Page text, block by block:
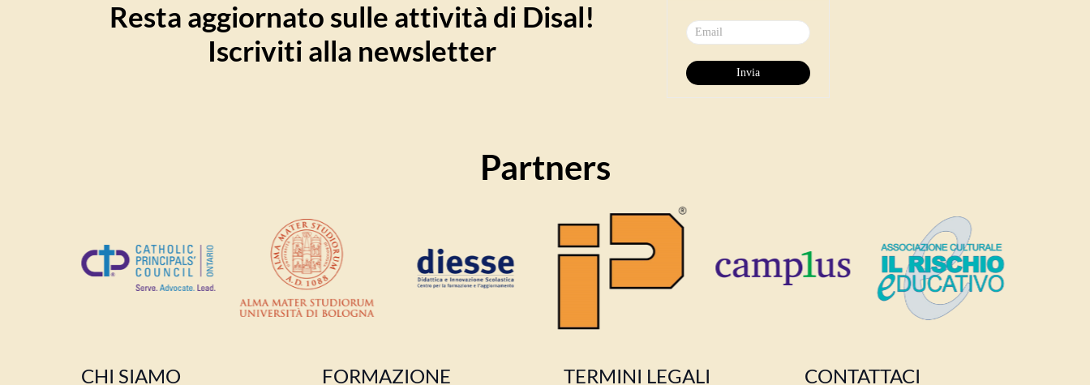
Resta aggiornato sulle attività di Disal!
Iscriviti alla newsletter
Partners
CHI SIAMO FORMAZIONE TERMINI LEGALI CONTATTACI